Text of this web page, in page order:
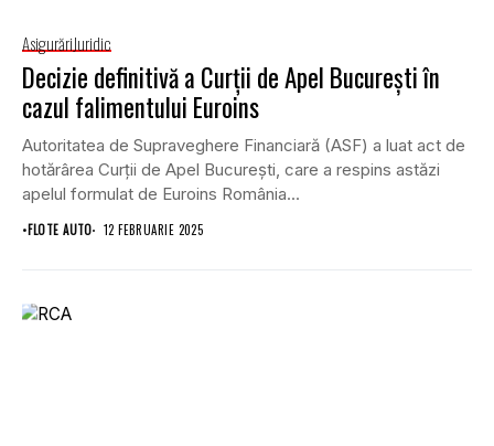
AsigurăriJuridic
Decizie definitivă a Curții de Apel București în
cazul falimentului Euroins
Autoritatea de Supraveghere Financiară (ASF) a luat act de
hotărârea Curții de Apel București, care a respins astăzi
apelul formulat de Euroins România...
•FLOTE AUTO 12 FEBRUARIE 2025